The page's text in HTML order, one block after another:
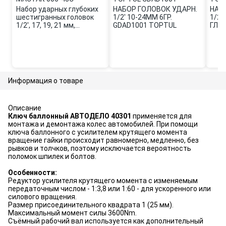
Набор ударных глубоких
шестигранных головок
1/2', 17, 19, 21 мм,
НАБОР ГОЛОВОК УДАРН.
1/2' 10-24ММ 6ГР.
GDAD1001 TOPTUL
1/2'
Информация о товаре
Описание
Ключ баллонный АВТОДЕЛО 40301 применяется для
монтажа и демонтажа колес автомобилей. При помощи
ключа баллонного с усилителем крутящего момента
вращение гайки происходит равномерно, медленно, без
рывков и толчков, поэтому исключается вероятность
поломок шпилек и болтов.
Особенности:
Редуктор усилителя крутящего момента с изменяемым
передаточным числом - 1:3,8 или 1:60 - для ускоренного или
силового вращения.
Размер присоединительного квадрата 1 (25 мм).
Максимальный момент силы 3600Nm.
Съёмный рабочий вал используется как дополнительный